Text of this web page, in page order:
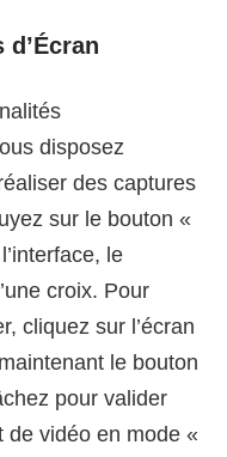
d’Écran
disposez
des captures
sur le bouton «
le
croix. Pour
cliquez sur l’écran
le bouton
pour valider
de vidéo en mode «